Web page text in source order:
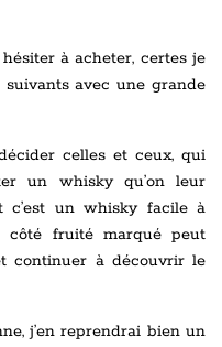
à acheter, certes je
suivants avec une grande
celles et ceux, qui
un whisky qu’on leur
un whisky facile à
côté fruité marqué peut
continuer à découvrir le
j’en reprendrai bien un